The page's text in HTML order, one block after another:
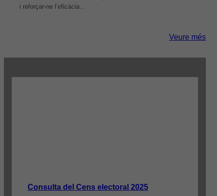
i reforçar-ne l’eficàcia…
Veure més
Consulta del Cens electoral 2025